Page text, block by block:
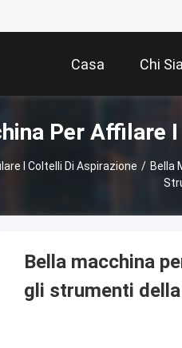
Casa Chi
Per Affilare
I Coltelli Di Aspirazione / Bella
Bella macchina
gli strumenti